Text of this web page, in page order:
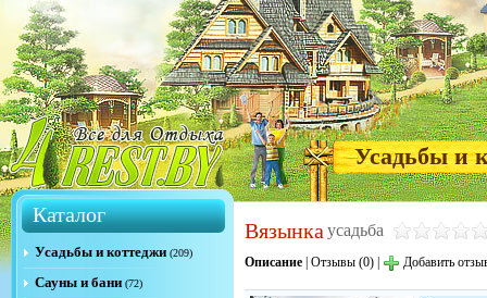
Усадьбы и
Каталог
Усадьбы и коттеджи (209)
Сауны и бани (72)
Вязынка усадьба
Описание Отзывы (0) Добавить